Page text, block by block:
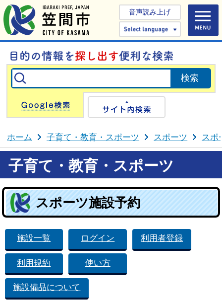
音声読み上げ
Select
Google検索
ホーム 子育て・教育・スポーツ スポーツ スポ
子育て・教育・スポーツ
スポーツ施設予約
施設一覧 ログイン 利用者登録
利用規約 使い方
施設備品について